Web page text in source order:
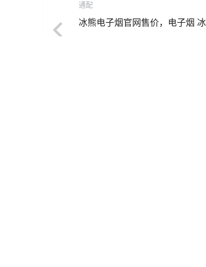
通配
冰熊电子烟官网售价，电子烟 冰